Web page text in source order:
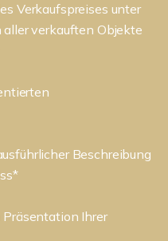
Verkaufspreises unter
verkauften Objekte
Beschreibung
Ihrer